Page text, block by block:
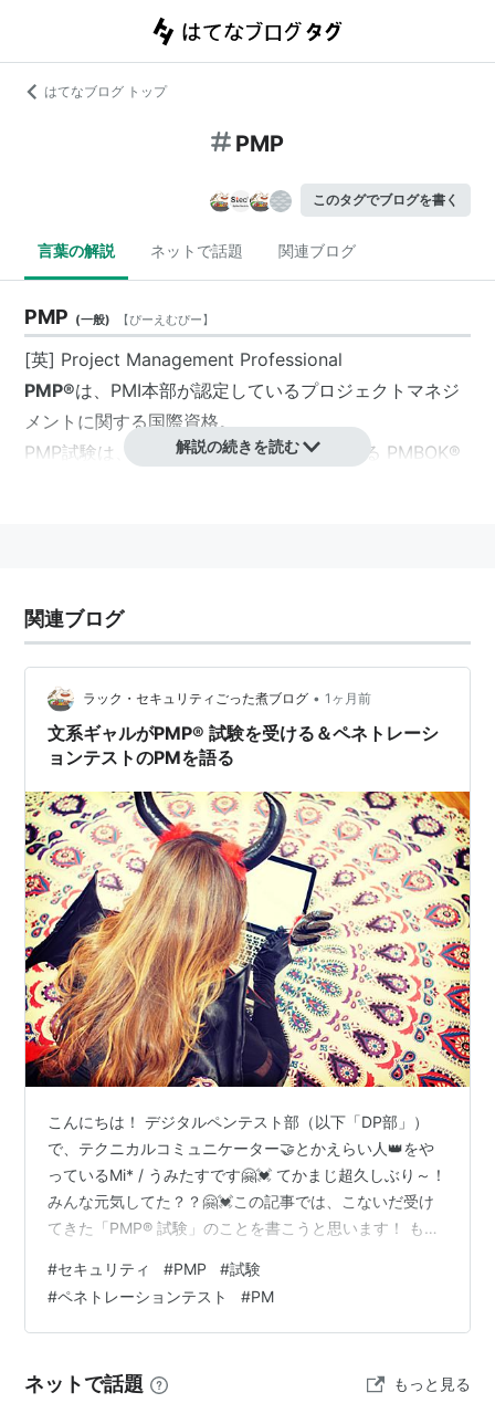
はてなブログ トップ
PMP
このタグでブログを書く
言葉の解説 ネットで話題 関連ブログ
PMP (一般) 【ぴーえむぴー】
[英] Project Management Professional
PMP®は、PMI本部が認定しているプロジェクトマネジ
メントに関する国際資格。
PMP試験は、PMI が策定した知識体系である PMBOK®
専門知識を有していることを証明するために、米国PMI
本部が資格認定を行うものであり、法的な資格、免許で
はない。
PMP® 資格は、プロジェクトマネジメントに関する資格
のデファクト・スタンダードとして広く認知されてお
り、プロジェクトマネジメント・スキルの評価基準とし
て、IT・建設をはじめとする多くの業界から注目されて
いる。
解説の続きを読む
関連ブログ
ラック・セキュリティごった煮ブログ • 1ヶ月前
文系ギャルがPMP® 試験を受ける＆ペネトレーシ
ョンテストのPMを語る
こんにちは！ デジタルペンテスト部（以下「DP部」）
で、テクニカルコミュニケーター🤝とかえらい人👑をや
っているMi* / うみたすです🤗💓 てかまじ超久しぶり～！
みんな元気してた？？🤗💓この記事では、こないだ受け
てきた「PMP® 試験」のことを書こうと思います！ もは
道を模索してる～みたいな方とかの参考になるとうれぴ
です💓 この4年半、公私ともにまぢでいろいろあった。
まぢで。 てか最近さ わたしがCISSP試験に合格した
どを背景に、ペネトレーションテストの認知度は徐々に
#セキュリティ #PMP #試験
#ペネトレーションテスト #PM
ネットで話題 もっと見る